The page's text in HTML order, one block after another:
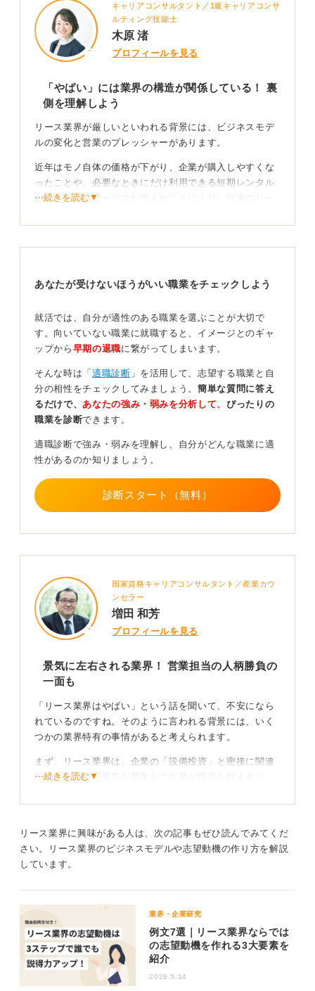
キャリアコンサルタント／1級キャリアコンサ
ルティング技能士
木原 渚
プロフィールを見る
「やばい」には業界の構造が関係している！ 裏
側を理解しよう
リース業界が厳しいといわれる背景には、ビジネスモデ
ルの変化と営業のプレッシャーがあります。
近年はモノ自体の価格が下がり、企業が購入しやすくな
ったことや、必要なときにだけ利用できる短期レンタル
といった競合サービスが増えたことにより、従来のリー
ん。
厳しい一面もあるが専門性を磨けば活躍できる業界
でもある
けなければならないプレッシャーが常に大きいことも厳
しいといわれる理由の一つです。この厳しさから離職率
が高くなる企業も存在し、それが「やばい」といわれる
理由でしょう。
この業界で活躍するためには、明確な志望動機に加え、
簿記2級のような財務知識や、法人顧客と長期的な信頼関
係を築く対人能力が不可欠です。これらのスキルを磨け
ば、十分に活躍の道は開けるでしょう。
0
⋯続きを読む▼
あなたが受けないほうがいい職業をチェックしよう
就活では、自分が適性のある職業を選ぶことが大切で
す。向いていない職業に就職すると、イメージとのギャ
ップから 早期の退職に繋がってしまいます。
そんな時は「 適職診断 」を活用して、志望する職業と自
分の相性をチェックしてみましょう。簡単な質問に答え
るだけで、 あなたの強み・弱みを分析して、 ぴったりの
職業を診断できます。
適職診断で強み・弱みを理解し、自分がどんな職業に適
性があるのか知りましょう。
診断スタート（無料）
国家資格キャリアコンサルタント／産業カウ
ンセラー
増田 和芳
プロフィールを見る
景気に左右される業界！ 営業担当の人柄勝負の
一面も
「リース業界はやばい」という話を聞いて、不安になら
れているのですね。そのように言われる背景には、いく
つかの業界特有の事情があると考えられます。
まず、リース業界は、企業の「設備投資」と密接に関連
しているため、景気が悪化して企業が投資を控えると、
右されやすい側面があるのです。
また、扱っているリース物件（商品）そのものでは他社
と差別化を図るのが難しく、最終的には営業担当者の人
間力や提案力といった「人」の力で勝負しなければなら
コンサル能力を磨くことができるため成長の機会は
多い業界である
しかし、この業界には大きなやりがいと将来性もありま
⋯続きを読む▼
リース業界に興味がある人は、次の記事もぜひ読んでみてくだ
さい。リース業界のビジネスモデルや志望動機の作り方を解説
しています。
業界・企業研究
例文7選｜リース業界ならでは
の志望動機を作れる3大要素を
紹介
2026.5.14